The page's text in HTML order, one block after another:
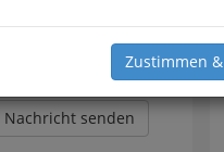
Zustimmen
Nachricht senden